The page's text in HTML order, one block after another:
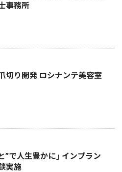
事務所
切り開発 ロシナンテ美容室
”で人生豊かに｣ インプラン
実施